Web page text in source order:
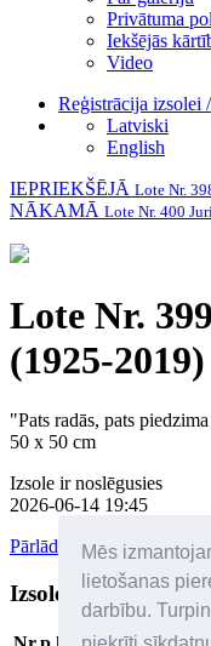
Mēs
lietošanas
darbību.
Privātuma
Iekšējās
Video
Reģistrācija izsolei
Latviski
English
IEPRIEKŠĒJĀ Lote Nr.
NĀKAMĀ Lote Nr. 400
Lote Nr.
(1925-2019)
"Pats radās, pats
50 x 50 cm
Izsole ir noslēgusies
2026-06-14 19:45
Pārlādēt lapu
Izsoles dalībnieki